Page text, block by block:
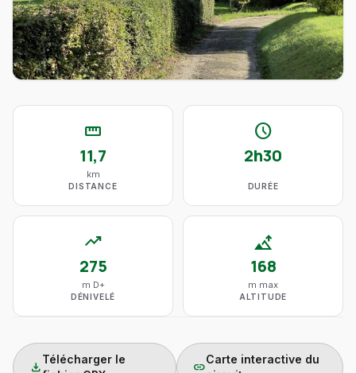
straighten
11,7
km
DISTANCE
schedule
2h30
DURÉE
trending_up
275
m D+
DÉNIVELÉ
altitude
168
m max
ALTITUDE
download
Télécharger le
link
Carte interactive du